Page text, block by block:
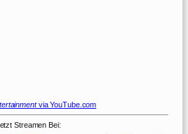
via YouTube.com
Streamen Bei: